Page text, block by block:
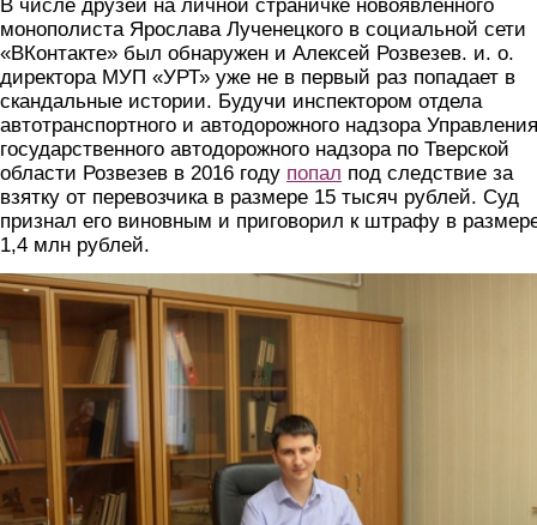
В числе друзей на личной страничке новоявленного
монополиста Ярослава Лученецкого в социальной сети
«ВКонтакте» был обнаружен и Алексей Розвезев. и. о.
директора МУП «УРТ» уже не в первый раз попадает в
скандальные истории. Будучи инспектором отдела
автотранспортного и автодорожного надзора Управления
государственного автодорожного надзора по Тверской
области Розвезев в 2016 году попал под следствие за
взятку от перевозчика в размере 15 тысяч рублей. Суд
признал его виновным и приговорил к штрафу в
1,4 млн рублей.
15_tyr3.png